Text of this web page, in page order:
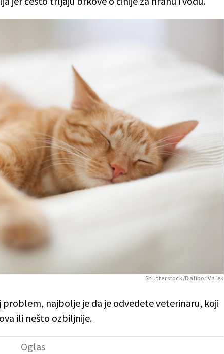
Shutterstock/Dalibor Valek
problem, najbolje je da je odvedete veterinaru, koji
ili nešto ozbiljnije.